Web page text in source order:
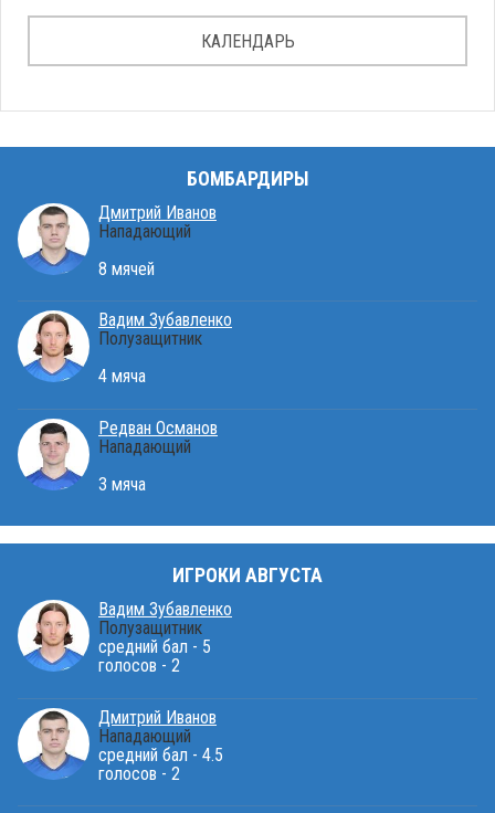
КАЛЕНДАРЬ
БОМБАРДИРЫ
Дмитрий Иванов
Нападающий
8 мячей
Вадим Зубавленко
Полузащитник
4 мяча
Редван Османов
Нападающий
3 мяча
ИГРОКИ АВГУСТА
Вадим Зубавленко
Полузащитник
средний бал - 5
голосов - 2
Дмитрий Иванов
Нападающий
средний бал - 4.5
голосов - 2